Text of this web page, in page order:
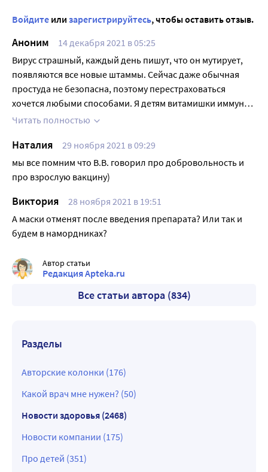
Войдите или зарегистрируйтесь, чтобы оставить отзыв.
Аноним
14 декабря 2021 в 05:25
Вирус страшный, каждый день пишут, что он мутирует,
появляются все новые штаммы. Сейчас даже обычная
простуда не безопасна, поэтому перестраховаться
хочется любыми способами. Я детям витамишки иммуно+
даю, чтобы укрепить организм перед вирусами. В составе
витаминки в форме желейных мишек, разных вкусов и
цветов, ребенок лопает с удовольствием, и что самое
главное, реже болеет. Маску носим обязательно.
Читать полностью
Наталия
29 ноября 2021 в 09:29
мы все помним что В.В. говорил про добровольность и
про взрослую вакцину)
Виктория
28 ноября 2021 в 19:51
А маски отменят после введения препарата? Или так и
будем в намордниках?
Автор статьи
Редакция Apteka.ru
Все статьи автора (834)
Разделы
Авторские колонки (176)
Какой врач мне нужен? (50)
Новости здоровья (2468)
Новости компании (175)
Про детей (351)